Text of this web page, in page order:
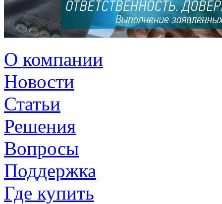
О компании
Новости
Статьи
Решения
Вопросы
Поддержка
Где купить